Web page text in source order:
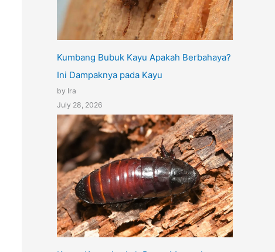
Kumbang Bubuk Kayu Apakah Berbahaya?
Ini Dampaknya pada Kayu
by Ira
July 28, 2026